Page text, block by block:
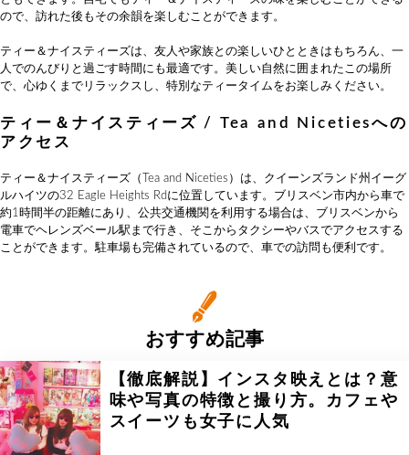
ので、訪れた後もその余韻を楽しむことができます。
ティー＆ナイスティーズは、友人や家族との楽しいひとときはもちろん、一
人でのんびりと過ごす時間にも最適です。美しい自然に囲まれたこの場所
で、心ゆくまでリラックスし、特別なティータイムをお楽しみください。
ティー＆ナイスティーズ / Tea and Nicetiesへの
アクセス
ティー＆ナイスティーズ（Tea and Niceties）は、クイーンズランド州イーグ
ルハイツの32 Eagle Heights Rdに位置しています。ブリスベン市内から車で
約1時間半の距離にあり、公共交通機関を利用する場合は、ブリスベンから
電車でヘレンズベール駅まで行き、そこからタクシーやバスでアクセスする
ことができます。駐車場も完備されているので、車での訪問も便利です。
おすすめ記事
【徹底解説】インスタ映えとは？意
味や写真の特徴と撮り方。カフェや
スイーツも女子に人気